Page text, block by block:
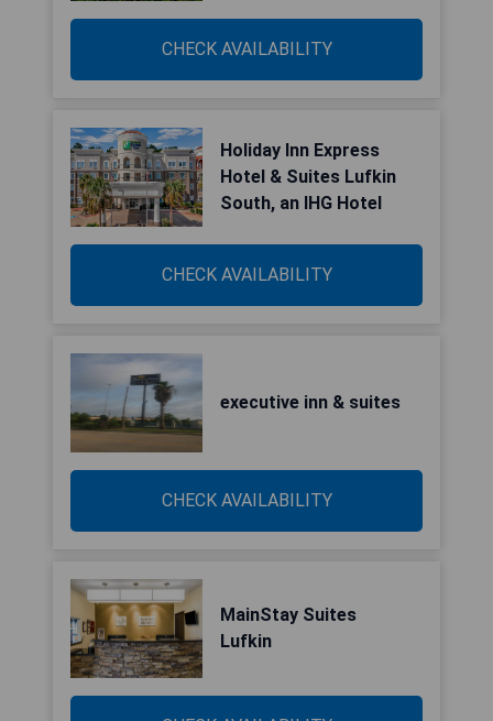
CHECK AVAILABILITY
Holiday Inn Express
Hotel & Suites Lufkin
South, an IHG Hotel
CHECK AVAILABILITY
executive inn & suites
CHECK AVAILABILITY
MainStay Suites
Lufkin